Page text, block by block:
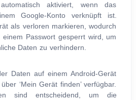
aktiviert, wenn das
Google-Konto verknüpft ist.
als verloren markieren, wodurch
Passwort gesperrt wird, um
Daten zu verhindern.
Daten auf einem Android-Gerät
‘Mein Gerät finden’ verfügbar.
sind entscheidend, um die